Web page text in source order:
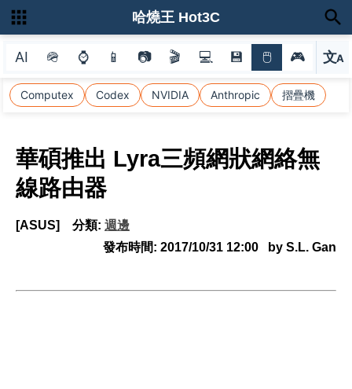
AI 🪖 ⌚ 📱 📷 🎬 💻 💾 🖱 🎮 文A
選
Computex Codex NVIDIA Anthropic 摺疊機
哈燒王 Hot3C
華碩推出 Lyra三頻網狀網絡無
線路由器
[ASUS] 分類: 週邊
發布時間: 2017/10/31 12:00 by S.L. Gan